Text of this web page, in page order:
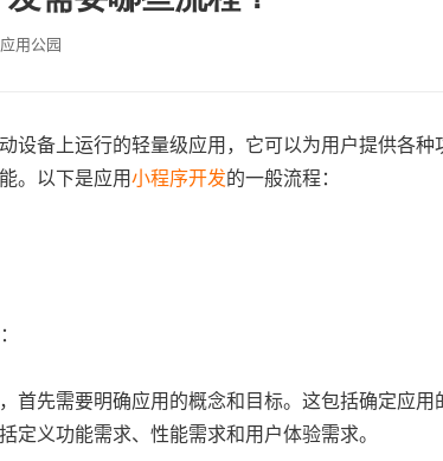
应用公园
设备上运行的轻量级应用，它可以为用户提供各
。以下是应用小程序开发的一般流程：
首先需要明确应用的概念和目标。这包括确定应
定义功能需求、性能需求和用户体验需求。